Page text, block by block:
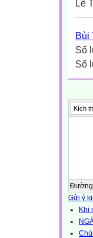
Lê
Bùi
Số
Số
Kích
Đường
Gửi ý
Khi